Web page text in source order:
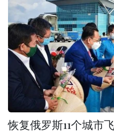
恢复俄罗斯11个城市